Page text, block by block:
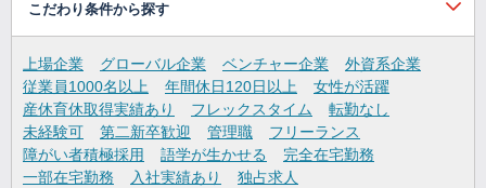
こだわり条件から探す
上場企業 グローバル企業 ベンチャー企業
外資系企業
従業員1000名以上
年間休日120日以上
女性が活躍
産休育休取得実績あり
フレックスタイム
転勤なし
未経験可
第二新卒歓迎 管理職
フリーランス
障がい者積極採用
語学が生かせる
完全在宅勤務
一部在宅勤務
入社実績あり 独占求人